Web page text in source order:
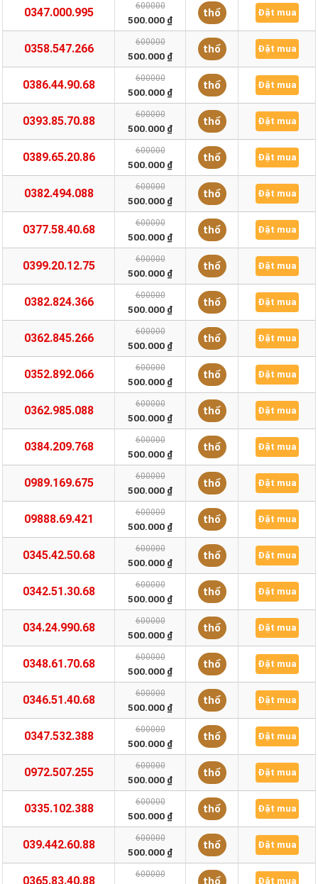
0347.000.995 600000
500.000 ₫
thổ Đặt mua
0358.547.266 600000
500.000 ₫
thổ Đặt mua
0386.44.90.68 600000
500.000 ₫
thổ Đặt mua
0393.85.70.88 600000
500.000 ₫
thổ Đặt mua
0389.65.20.86 600000
500.000 ₫
thổ Đặt mua
0382.494.088 600000
500.000 ₫
thổ Đặt mua
0377.58.40.68 600000
500.000 ₫
thổ Đặt mua
0399.20.12.75 600000
500.000 ₫
thổ Đặt mua
0382.824.366 600000
500.000 ₫
thổ Đặt mua
0362.845.266 600000
500.000 ₫
thổ Đặt mua
0352.892.066 600000
500.000 ₫
thổ Đặt mua
0362.985.088 600000
500.000 ₫
thổ Đặt mua
0384.209.768 600000
500.000 ₫
thổ Đặt mua
0989.169.675 600000
500.000 ₫
thổ Đặt mua
09888.69.421 600000
500.000 ₫
thổ Đặt mua
0345.42.50.68 600000
500.000 ₫
thổ Đặt mua
0342.51.30.68 600000
500.000 ₫
thổ Đặt mua
034.24.990.68 600000
500.000 ₫
thổ Đặt mua
0348.61.70.68 600000
500.000 ₫
thổ Đặt mua
0346.51.40.68 600000
500.000 ₫
thổ Đặt mua
0347.532.388 600000
500.000 ₫
thổ Đặt mua
0972.507.255 600000
500.000 ₫
thổ Đặt mua
0335.102.388 600000
500.000 ₫
thổ Đặt mua
039.442.60.88 600000
500.000 ₫
thổ Đặt mua
0365.83.40.88 600000
thổ Đặt mua